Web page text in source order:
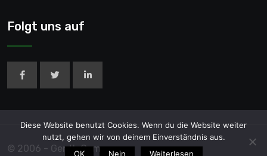
Folgt uns auf
© 2006 - GentleGamer
Diese Website benutzt Cookies. Wenn du die Website weiter
nutzt, gehen wir von deinem Einverständnis aus.
OK
Nein Weiterlesen